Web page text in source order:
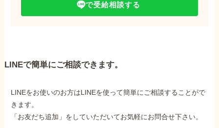
で受給相談する
LINEで簡単にご相談できます。
LINEをお使いのお方はLINEを使って簡単にご相談することがで
きます。
「お友だち追加」をしていただいてお気軽にお問合せ下さい。